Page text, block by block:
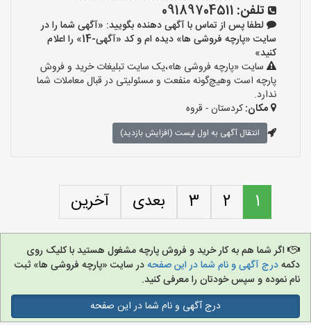
تلفن: 09189704511
لطفا پس از تماس با آگهی دهنده بگویید: «آگهی شما را در
سایت «پارچه فروشی ها» دیده ام و کد «آگهی-14» را اعلام
کنید»
سایت «پارچه فروشی ها»،یک سایت تبلیغات خرید و فروش
پارچه است وهیچ‌گونه منفعت و مسئولیتی در قبال معاملات شما
ندارد.
مکان:کردستان - قروه
انتقال آگهی به اول لیست (افزایش بازدید)
1
2
3 بعدی آخرین
اگر شما هم به کار خرید و فروش پارچه مشغول هستید با کلیک روی
دکمهدرج آگهی و نام شما در این صفحهدر سایت «پارچه فروشی ها» ثبت
نام نموده و سپس خودتان را معرفی کنید.
درج آگهی و نام شما در این صفحه